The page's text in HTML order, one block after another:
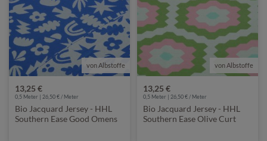
von Albstoffe
13,25 €
0,5 Meter | 26,50 € / Meter
Bio Jacquard Jersey - HHL
Southern Ease Good Omens
von Albstoffe
13,25 €
0,5 Meter | 26,50 € / Meter
Bio Jacquard Jersey - HHL
Southern Ease Olive Curt